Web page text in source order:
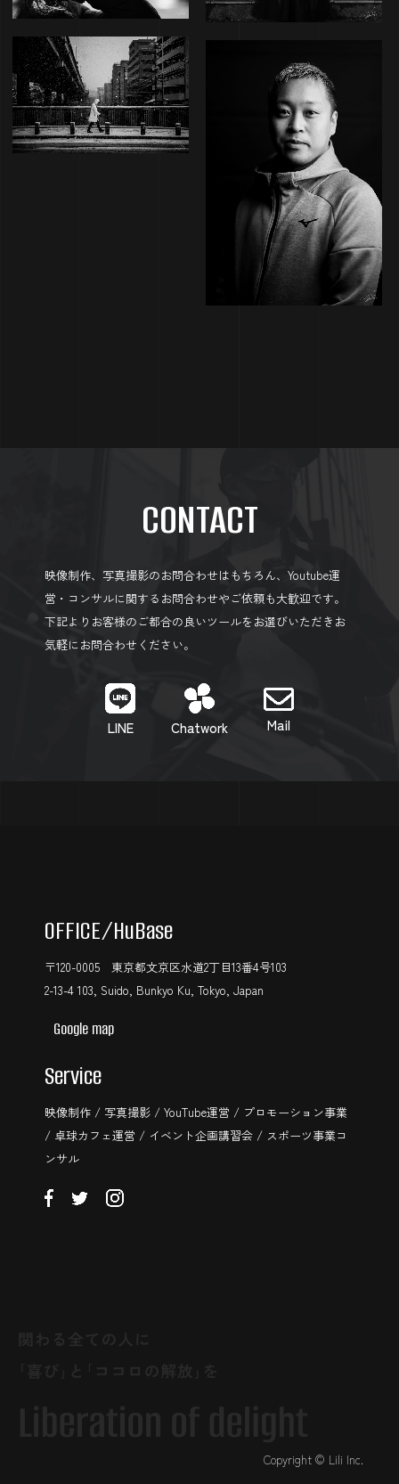
CONTACT
映像制作、写真撮影のお問合わせはもちろん、Youtube運
営・コンサルに関するお問合わせやご依頼も大歓迎です。
下記よりお客様のご都合の良いツールをお選びいただきお
気軽にお問合わせください。
LINE Chatwork Mail
OFFICE/HuBase
〒120-0005 東京都文京区水道2丁目13番4号103
2-13-4 103, Suido, Bunkyo Ku, Tokyo, Japan
Google map
Service
映像制作 / 写真撮影 / YouTube運営 / プロモーション事業
/ 卓球カフェ運営 / イベント企画講習会 / スポーツ事業コ
ンサル
Copyright © Lili Inc.